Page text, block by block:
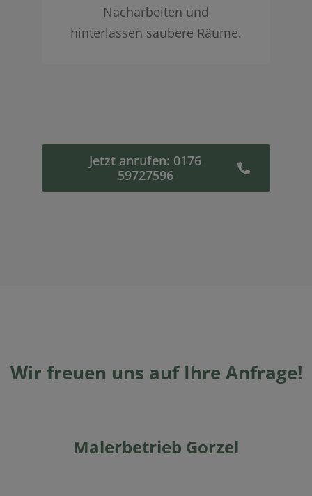
Nacharbeiten und
hinterlassen saubere Räume.
Jetzt anrufen: 0176
59727596
Wir freuen uns auf Ihre Anfrage!
Malerbetrieb Gorzel